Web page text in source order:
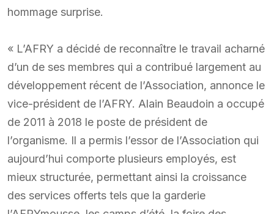
hommage surprise.
« L’AFRY a décidé de reconnaître le travail acharné
d’un de ses membres qui a contribué largement au
développement récent de l’Association, annonce le
vice-président de l’AFRY. Alain Beaudoin a occupé
de 2011 à 2018 le poste de président de
l’organisme. Il a permis l’essor de l’Association qui
aujourd’hui comporte plusieurs employés, est
mieux structurée, permettant ainsi la croissance
des services offerts tels que la garderie